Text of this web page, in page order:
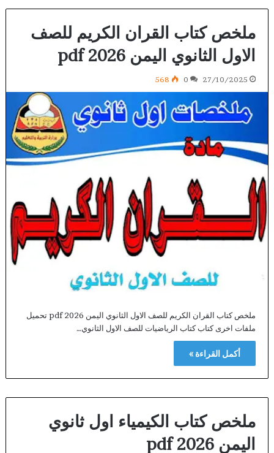
ملخص كتاب القران الكريم للصف
الاول الثانوي اليمن 2026 pdf
27/10/2025
0
568
ملخص كتاب القران الكريم للصف الاول الثانوي اليمن 2026 pdf تحميل
ملفات اخرى كتاب كتاب الرياضيات للصف الاول الثانوي…
أكمل القراءة »
ملخص كتاب الكيمياء اول ثانوي
اليمن 2026 pdf